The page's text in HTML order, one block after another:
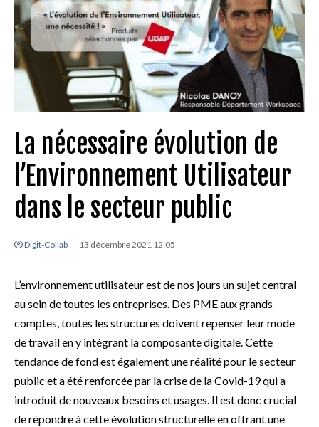
La nécessaire évolution de
l’Environnement Utilisateur
dans le secteur public
Digit-Collab 13 décembre 2021 12:05
L’environnement utilisateur est de nos jours un sujet central
au sein de toutes les entreprises. Des PME aux grands
comptes, toutes les structures doivent repenser leur mode
de travail en y intégrant la composante digitale. Cette
tendance de fond est également une réalité pour le secteur
public et a été renforcée par la crise de la Covid-19 qui a
introduit de nouveaux besoins et usages. Il est donc crucial
de répondre à cette évolution structurelle en offrant une